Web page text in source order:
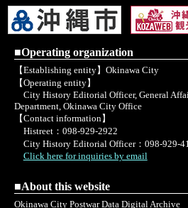
■Operating organization
【Establishing entity】Okinawa City
【Operating entity】
City History Editorial Officer, General
Department, Okinawa City Office
【Contact information】
Histreet：098-929-2922
City History Editorial Officer：098-929-
Click here for inquiries by email
■About this website
Okinawa City Postwar Data Digital Archive